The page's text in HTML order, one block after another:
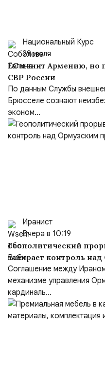
Национальный Курс
29 июля
ЕС манит Армению, но
СВР России
По данным Службы
Брюсселе сознают
эконом...
Иранист
Вчера в 10:19
Геополитический
забирает контроль
проливом
Соглашение между
механизме управления
кардиналь...